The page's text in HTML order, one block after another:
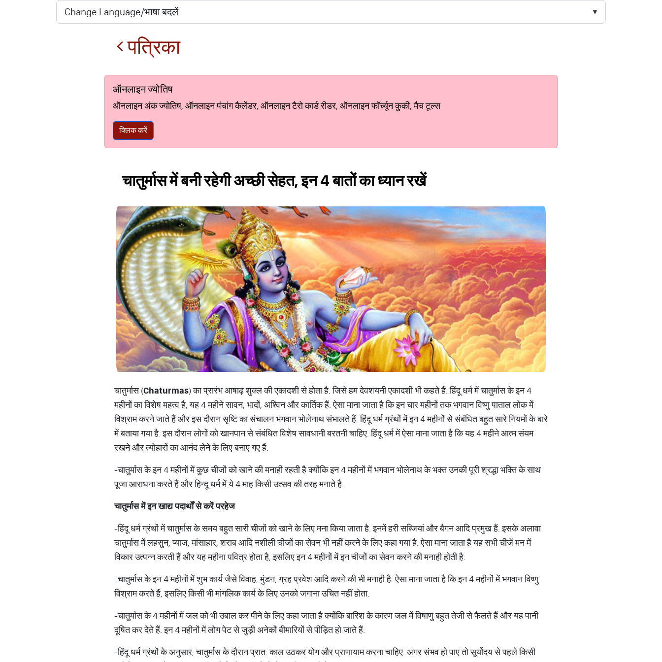
पत्रिका
ऑनलाइन ज्योतिष
ऑनलाइन अंक ज्योतिष, ऑनलाइन पंचांग कैलेंडर, ऑनलाइन टैरो कार्ड रीडर, ऑनलाइन फॉर्च्यून कुकी, मैच टूल्स
क्लिक करें
चातुर्मास में बनी रहेगी अच्छी सेहत, इन 4 बातों का ध्यान रखें
चातुर्मास (Chaturmas) का प्रारंभ आषाढ़ शुक्ल की एकादशी से होता है. जिसे हम देवशयनी एकादशी भी कहते हैं. हिंदू धर्म में चातुर्मास के इन 4
महीनों का विशेष महत्व है, यह 4 महीने सावन, भादों, अश्विन और कार्तिक हैं. ऐसा माना जाता है कि इन चार महीनों तक भगवान विष्णु पाताल लोक में
विश्राम करने जाते हैं और इस दौरान सृष्टि का संचालन भगवान भोलेनाथ संभालते हैं. हिंदू धर्म ग्रंथों में इन 4 महीनों से संबंधित बहुत सारे नियमों के बारे
में बताया गया है. इस दौरान लोगों को खानपान से संबंधित विशेष सावधानी बरतनी चाहिए. हिंदू धर्म में ऐसा माना जाता है कि यह 4 महीने आत्म संयम
रखने और त्योहारों का आनंद लेने के लिए बनाए गए हैं.
-चातुर्मास के इन 4 महीनों में कुछ चीजों को खाने की मनाही रहती है क्योंकि इन 4 महीनों में भगवान भोलेनाथ के भक्त उनकी पूरी श्रद्धा भक्ति के साथ
पूजा आराधना करते हैं और हिन्दू धर्म में ये 4 माह किसी उत्सव की तरह मनाते है.
चातुर्मास में इन खाद्य पदार्थों से करें परहेज
-हिंदू धर्म ग्रंथों में चातुर्मास के समय बहुत सारी चीजों को खाने के लिए मना किया जाता है. इनमें हरी सब्जियां और बैगन आदि प्रमुख हैं. इसके अलावा
चातुर्मास में लहसुन, प्याज, मांसाहार, शराब आदि नशीली चीजों का सेवन भी नहीं करने के लिए कहा गया है. ऐसा माना जाता है यह सभी चीजें मन में
विकार उत्पन्न करती हैं और यह महीना पवित्र होता है, इसलिए इन 4 महीनों में इन चीजों का सेवन करने की मनाही होती है.
-चातुर्मास के इन 4 महीनों में शुभ कार्य जैसे विवाह, मुंडन, ग्रह प्रवेश आदि करने की भी मनाही है. ऐसा माना जाता है कि इन 4 महीनों में भगवान विष्णु
विश्राम करते हैं, इसलिए किसी भी मांगलिक कार्य के लिए उनको जगाना उचित नहीं होता.
-चातुर्मास के 4 महीनों में जल को भी उबाल कर पीने के लिए कहा जाता है क्योंकि बारिश के कारण जल में विषाणु बहुत तेजी से फैलते हैं और यह पानी
दूषित कर देते हैं. इन 4 महीनों में लोग पेट से जुड़ी अनेकों बीमारियों से पीड़ित हो जाते हैं.
-हिंदू धर्म ग्रंथों के अनुसार, चातुर्मास के दौरान प्रात: काल उठकर योग और प्राणायाम करना चाहिए. अगर संभव हो पाए तो सूर्योदय से पहले किसी